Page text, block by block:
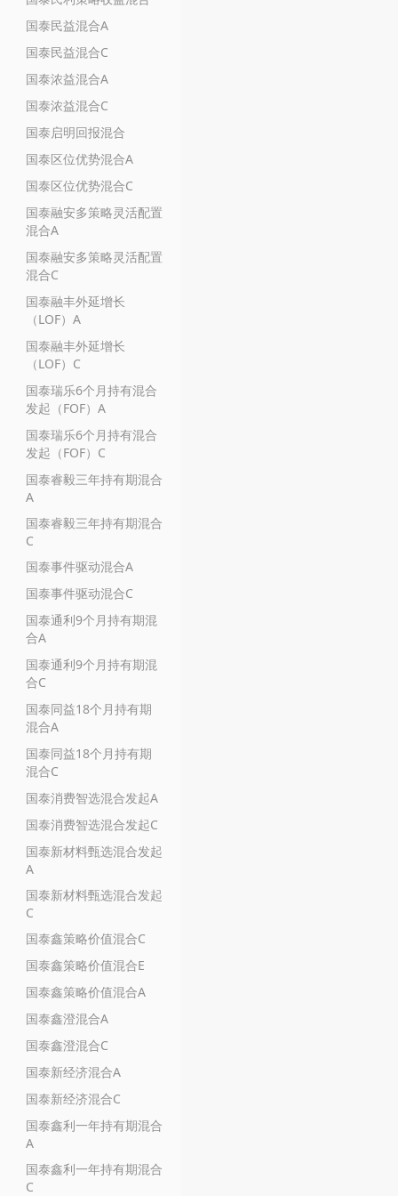
国泰民益混合A
国泰民益混合C
国泰浓益混合A
国泰浓益混合C
国泰启明回报混合
国泰区位优势混合A
国泰区位优势混合C
国泰融安多策略灵活配置
混合A
国泰融安多策略灵活配置
混合C
国泰融丰外延增长
（LOF）A
国泰融丰外延增长
（LOF）C
国泰瑞乐6个月持有混合
发起（FOF）A
国泰瑞乐6个月持有混合
发起（FOF）C
国泰睿毅三年持有期混合
A
国泰睿毅三年持有期混合
C
国泰事件驱动混合A
国泰事件驱动混合C
国泰通利9个月持有期混
合A
国泰通利9个月持有期混
合C
国泰同益18个月持有期
混合A
国泰同益18个月持有期
混合C
国泰消费智选混合发起A
国泰消费智选混合发起C
国泰新材料甄选混合发起
A
国泰新材料甄选混合发起
C
国泰鑫策略价值混合C
国泰鑫策略价值混合E
国泰鑫策略价值混合A
国泰鑫澄混合A
国泰鑫澄混合C
国泰新经济混合A
国泰新经济混合C
国泰鑫利一年持有期混合
A
国泰鑫利一年持有期混合
C